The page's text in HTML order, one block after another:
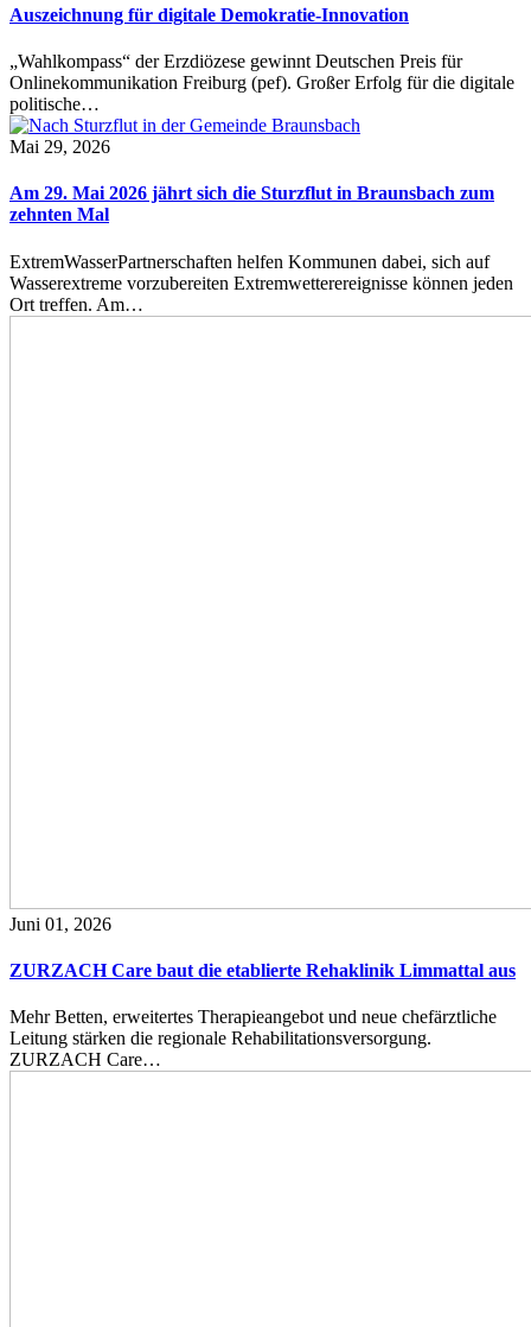
Auszeichnung für digitale Demokratie-Innovation
„Wahlkompass“ der Erzdiözese gewinnt Deutschen Preis für
Onlinekommunikation Freiburg (pef). Großer Erfolg für die digitale
politische…
Mai 29, 2026
Am 29. Mai 2026 jährt sich die Sturzflut in Braunsbach zum
zehnten Mal
ExtremWasserPartnerschaften helfen Kommunen dabei, sich auf
Wasserextreme vorzubereiten Extremwetterereignisse können jeden
Ort treffen. Am…
Juni 01, 2026
ZURZACH Care baut die etablierte Rehaklinik Limmattal aus
Mehr Betten, erweitertes Therapieangebot und neue chefärztliche
Leitung stärken die regionale Rehabilitationsversorgung.
ZURZACH Care…